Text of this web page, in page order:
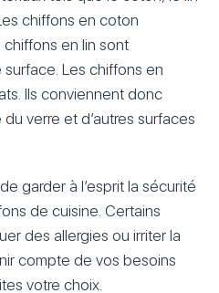
chiffons en coton
chiffons en lin sont
Les chiffons en
Ils conviennent donc
verre et d’autres surfaces
garder à l’esprit la sécurité
de cuisine. Certains
des allergies ou irriter la
compte de vos besoins
votre choix.